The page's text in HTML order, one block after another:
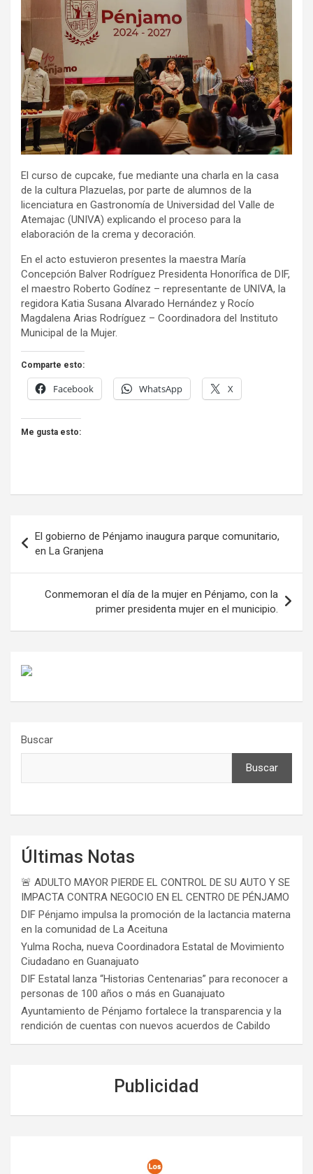
El curso de cupcake, fue mediante una charla en la casa
de la cultura Plazuelas, por parte de alumnos de la
licenciatura en Gastronomía de Universidad del Valle de
Atemajac (UNIVA) explicando el proceso para la
elaboración de la crema y decoración.
En el acto estuvieron presentes la maestra María
Concepción Balver Rodríguez Presidenta Honorífica de DIF,
el maestro Roberto Godínez – representante de UNIVA, la
regidora ⁠Katia Susana Alvarado Hernández y ⁠Rocío
Magdalena Arias Rodríguez – Coordinadora del Instituto
Municipal de la Mujer.
Comparte esto:
Facebook WhatsApp X
Me gusta esto:
de
entradas
El gobierno de Pénjamo inaugura parque comunitario,
en La Granjena
Conmemoran el día de la mujer en Pénjamo, con la
primer presidenta mujer en el municipio.
Buscar
Buscar
Últimas Notas
🚨 ADULTO MAYOR PIERDE EL CONTROL DE SU AUTO Y SE
IMPACTA CONTRA NEGOCIO EN EL CENTRO DE PÉNJAMO
DIF Pénjamo impulsa la promoción de la lactancia materna
en la comunidad de La Aceituna
Yulma Rocha, nueva Coordinadora Estatal de Movimiento
Ciudadano en Guanajuato
DIF Estatal lanza “Historias Centenarias” para reconocer a
personas de 100 años o más en Guanajuato
Ayuntamiento de Pénjamo fortalece la transparencia y la
rendición de cuentas con nuevos acuerdos de Cabildo
Publicidad